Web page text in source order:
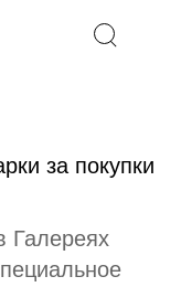
за покупки
Галереях